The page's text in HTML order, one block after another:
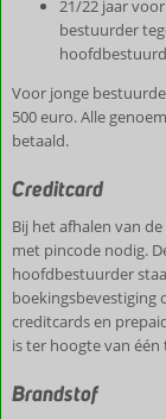
21/22 jaar
bestuurder
Voor jonge
500 euro. Alle
betaald.
Creditcard
Bij het afhalen van
met pincode nodig.
hoofdbestuurder
boekingsbevestiging
creditcards en
is ter hoogte van
Brandstof